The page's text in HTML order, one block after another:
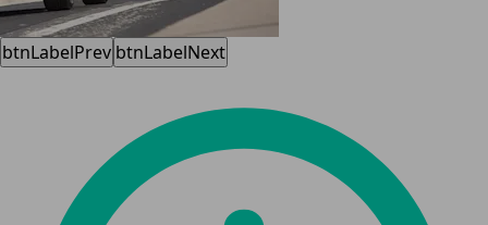
btnLabelPrev btnLabelNext